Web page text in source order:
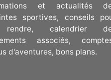
et actualités
sportives, conseils
calendrier
associés,
d'aventures, bons plans.